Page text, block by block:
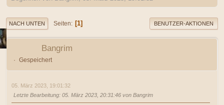
NACH UNTEN Seiten 1 BENUTZER-AKTIONEN
Bangrim
Gespeichert
05. März 2023, 19:01:32
Letzte Bearbeitung: 05. März 2023, 20:31:46 von Bangrim